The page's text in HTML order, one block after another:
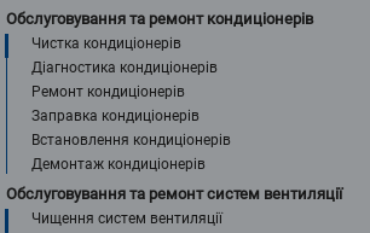
Обслуговування та ремонт кондиціонерів
Чистка кондиціонерів
Діагностика кондиціонерів
Ремонт кондиціонерів
Заправка кондиціонерів
Встановлення кондиціонерів
Демонтаж кондиціонерів
Обслуговування та ремонт систем вентиляції
Чищення систем вентиляції